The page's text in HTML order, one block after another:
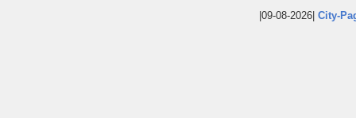
|09-08-2026| City-